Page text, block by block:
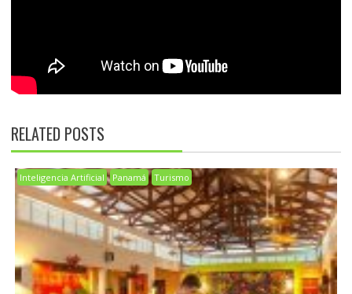
RELATED POSTS
Inteligencia Artificial Panamá Turismo